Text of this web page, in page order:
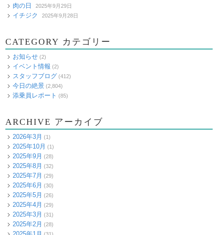
肉の日 2025年9月29日
イチジク 2025年9月28日
CATEGORY カテゴリー
お知らせ (2)
イベント情報 (2)
スタッフブログ (412)
今日の絶景 (2,804)
添乗員レポート (85)
ARCHIVE アーカイブ
2026年3月 (1)
2025年10月 (1)
2025年9月 (28)
2025年8月 (32)
2025年7月 (29)
2025年6月 (30)
2025年5月 (26)
2025年4月 (29)
2025年3月 (31)
2025年2月 (28)